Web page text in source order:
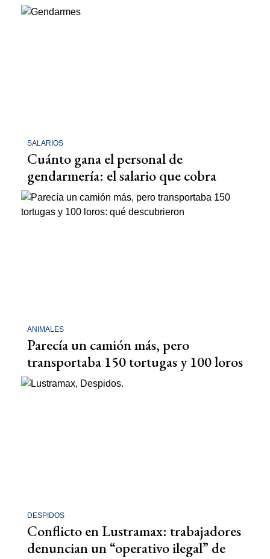
SALARIOS
Cuánto gana el personal de
gendarmería: el salario que cobra
ANIMALES
Parecía un camión más, pero
transportaba 150 tortugas y 100 loros
DESPIDOS
Conflicto en Lustramax: trabajadores
denuncian un “operativo ilegal” de